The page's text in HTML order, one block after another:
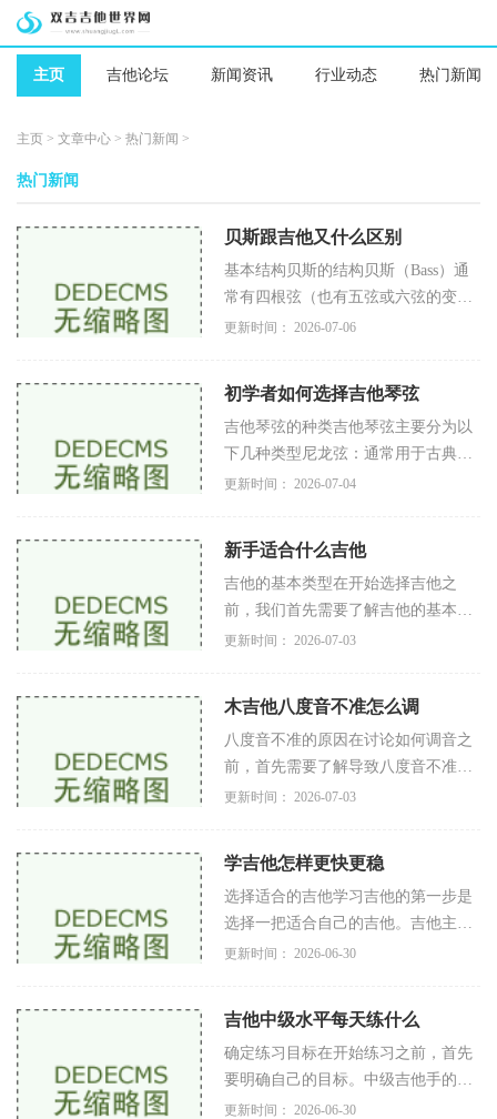
主页 吉他论坛 新闻资讯 行业动态 热门新闻
主页 > 文章中心 > 热门新闻 >
热门新闻
贝斯跟吉他又什么区别
基本结构贝斯的结构贝斯（Bass）通
常有四根弦（也有五弦或六弦的变
种），标准调音为E1、A1、D2、
计旨在产生低频
更新时间： 2026-07-06
初学者如何选择吉他琴弦
吉他琴弦的种类吉他琴弦主要分为以
下几种类型尼龙弦：通常用于古典吉
他，声音柔和，适合初学者使用。尼
他，
更新时间： 2026-07-04
新手适合什么吉他
吉他的基本类型在开始选择吉他之
前，我们首先需要了解吉他的基本类
型。主要分为以下几种木吉他民谣吉
暖，适合
更新时间： 2026-07-03
木吉他八度音不准怎么调
八度音不准的原因在讨论如何调音之
前，首先需要了解导致八度音不准的
常见原因琴弦问题：使用旧的或劣质
器
更新时间： 2026-07-03
学吉他怎样更快更稳
选择适合的吉他学习吉他的第一步是
选择一把适合自己的吉他。吉他主要
分为民谣吉他、电吉他和古典吉他。
合
更新时间： 2026-06-30
吉他中级水平每天练什么
确定练习目标在开始练习之前，首先
要明确自己的目标。中级吉他手的目
标通常包括以下几个方面提高技术：
更新时间： 2026-06-30